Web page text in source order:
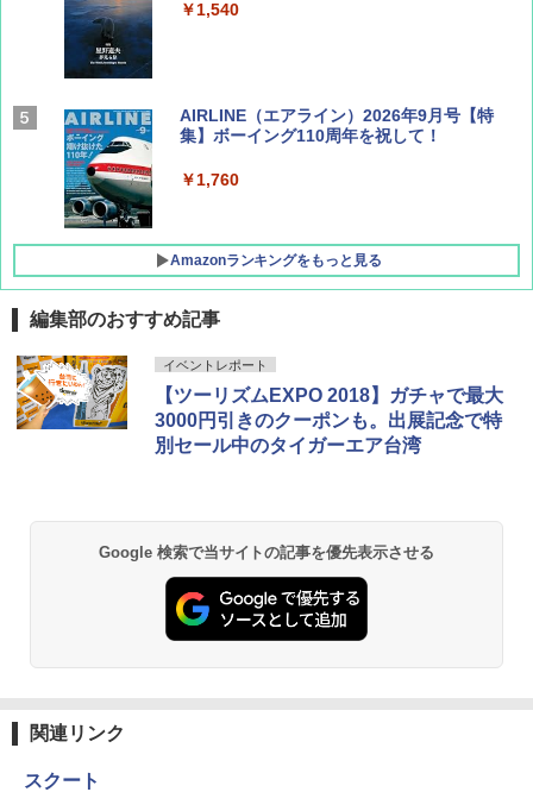
￥1,540
AIRLINE（エアライン）2026年9月号【特
集】ボーイング110周年を祝して！
￥1,760
Amazonランキングをもっと見る
地球の歩き方 スター・ウォーズ
￥2,695
力的な町 2026～2027 地球の歩き方D アジア
￥2,079
[キャンパーズコレクション 山善] ポップアッ
プテント 傘みたいに広げて畳める パッとサ
ッとサンシェード キューブ フルクローズ メ
ッシュ 簡単設置 ワンタッチテント キャンプ
&ハイキング カーキ PATC-150(KH)
PYKES PEAK (パイクスピーク) 着替えテン
人用 折りたたみ 防災グッズ 災害用トイレ ビ
ーチ ピクニック ポップアップテント 携帯 簡
易 トイレテント (オリーブ)
DEWEL パラソル 大型 ビーチ アウトドアパ
ラソル ガーデン サイトシート付 折りたたみ
防水 UVカット 4段階高さ調整 軽量 収納袋付
き
GRANDOOR ステンレス保冷剤 2個セット 2
026リニューアル 急速冷凍 空間倍増 衛生的
￥2,980
編集部のおすすめ記事
イベントレポート
【ツーリズムEXPO 2018】ガチャで最大
3000円引きのクーポンも。出展記念で特
別セール中のタイガーエア台湾
Google 検索で当サイトの記事を優先表示させる
関連リンク
スクート